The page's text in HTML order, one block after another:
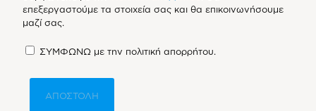
επεξεργαστούμε τα στοιχεία σας και θα επικοινωνήσουμε
μαζί σας.
ΣΥΜΦΩΝΩ με την πολιτική απορρήτου.